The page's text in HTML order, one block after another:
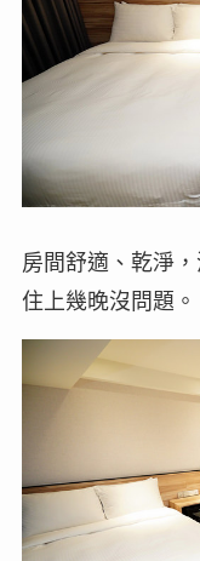
房間舒適、乾淨
住上幾晚沒問題。